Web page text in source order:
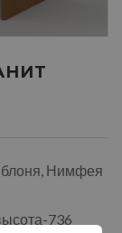
Нимфея
736